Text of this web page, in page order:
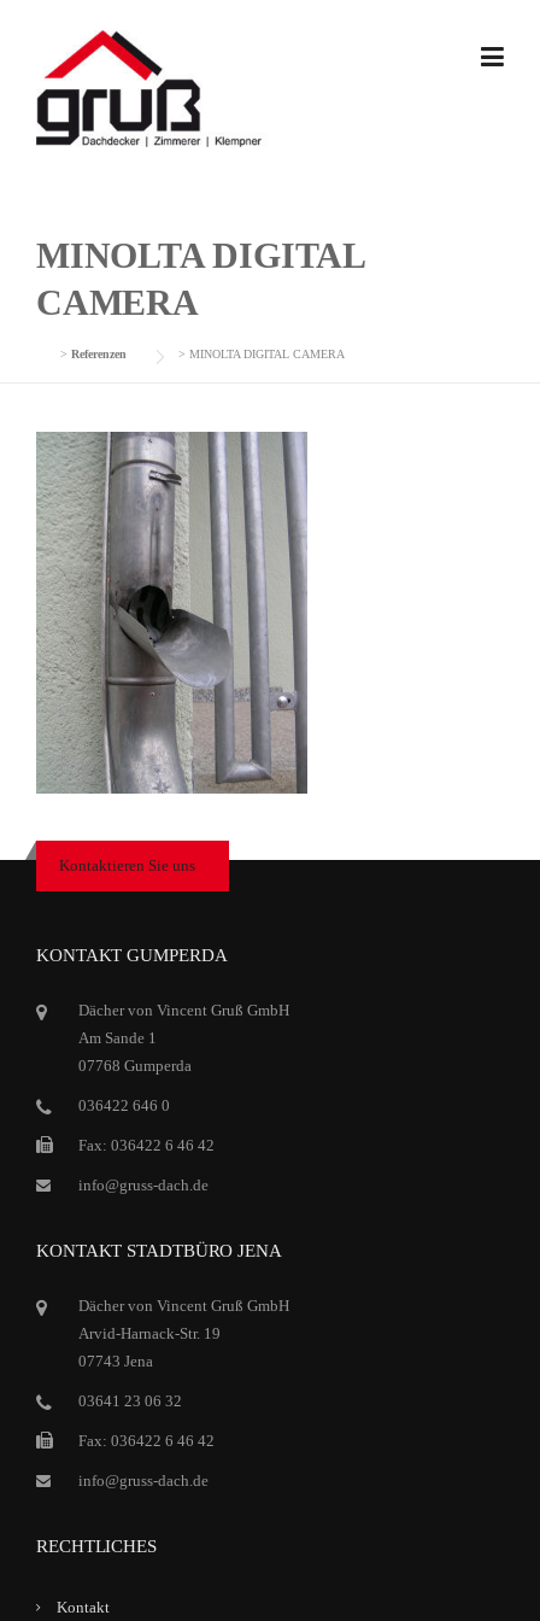
MINOLTA DIGITAL
CAMERA
> Referenzen > MINOLTA DIGITAL CAMERA
Kontaktieren Sie uns
KONTAKT GUMPERDA
Dächer von Vincent Gruß GmbH
Am Sande 1
07768 Gumperda
036422 646 0
Fax: 036422 6 46 42
info@gruss-dach.de
KONTAKT STADTBÜRO JENA
Dächer von Vincent Gruß GmbH
Arvid-Harnack-Str. 19
07743 Jena
03641 23 06 32
Fax: 036422 6 46 42
info@gruss-dach.de
RECHTLICHES
Kontakt